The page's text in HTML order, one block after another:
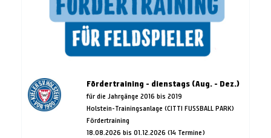
Fördertraining - dienstags (Aug. - Dez.)
für die Jahrgänge 2016 bis 2019
Holstein-Trainingsanlage (CITTI FUSSBALL PARK)
Fördertraining
18.08.2026 bis 01.12.2026 (14 Termine)